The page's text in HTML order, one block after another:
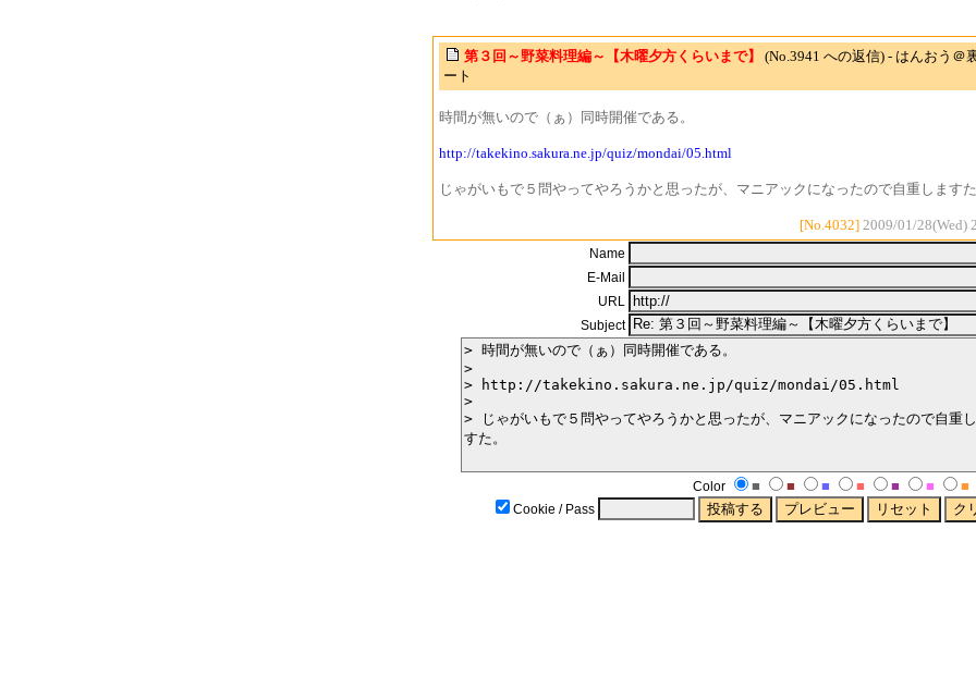
第３回～野菜料理編～【木曜夕方くらいまで】
(No.3941 への返信) - はんおう＠
ート
時間が無いので（ぁ）同時開催である。
http://takekino.sakura.ne.jp/quiz/mondai/05.html
じゃがいもで５問やってやろうかと思ったが、マニアックになったので自重しますた
[No.4032] 2009/01/28(Wed)
Name
E-Mail
URL
Subject
Color ■ ■ ■ ■ ■ ■ ■
Cookie / Pass